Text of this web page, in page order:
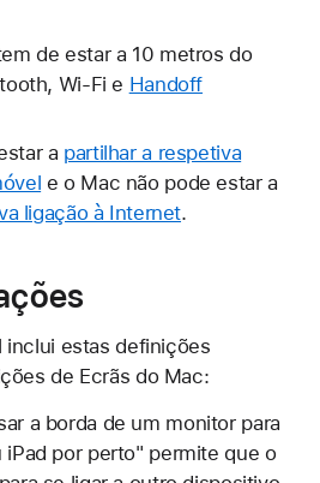
de estar a 10 metros do
Wi-Fi e Handoff
a partilhar a respetiva
e o Mac não pode estar a
ligação à Internet.
inclui estas definições
de Ecrãs do Mac:
a borda de um monitor para
iPad por perto" permite que o